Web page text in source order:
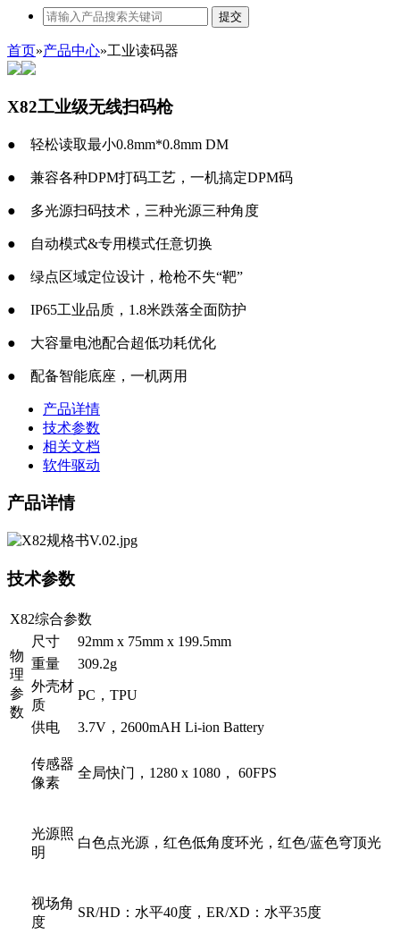
提交
首页»产品中心»工业读码器
X82工业级无线扫码枪
● 轻松读取最小0.8mm*0.8mm DM
● 兼容各种DPM打码工艺，一机搞定DPM码
● 多光源扫码技术，三种光源三种角度
● 自动模式&专用模式任意切换
● 绿点区域定位设计，枪枪不失“靶”
● IP65工业品质，1.8米跌落全面防护
● 大容量电池配合超低功耗优化
● 配备智能底座，一机两用
产品详情
技术参数
相关文档
软件驱动
产品详情
技术参数
X82综合参数
物
理
参
数
尺寸
92mm x 75mm x 199.5mm
重量
309.2g
外壳材
质
PC，TPU
供电 3.7V，2600mAH Li-ion Battery
传感器
像素
全局快门，1280 x 1080， 60FPS
光源照
明
白色点光源，红色低角度环光，红色/蓝色穹顶光
视场角
度
SR/HD：水平40度，ER/XD：水平35度